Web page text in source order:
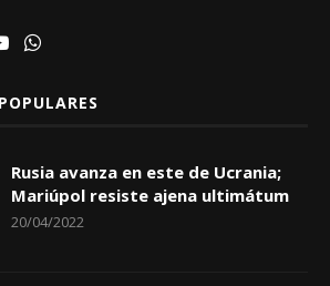
Rusia avanza en este de Ucrania;
Mariúpol resiste ajena ultimátum
20/04/2022